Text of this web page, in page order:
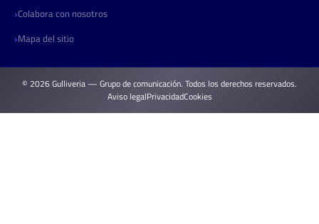
Colabora con nosotros
Mapa del sitio
© 2026 Gulliveria — Grupo de comunicación. Todos los derechos reservados.
Aviso legalPrivacidadCookies